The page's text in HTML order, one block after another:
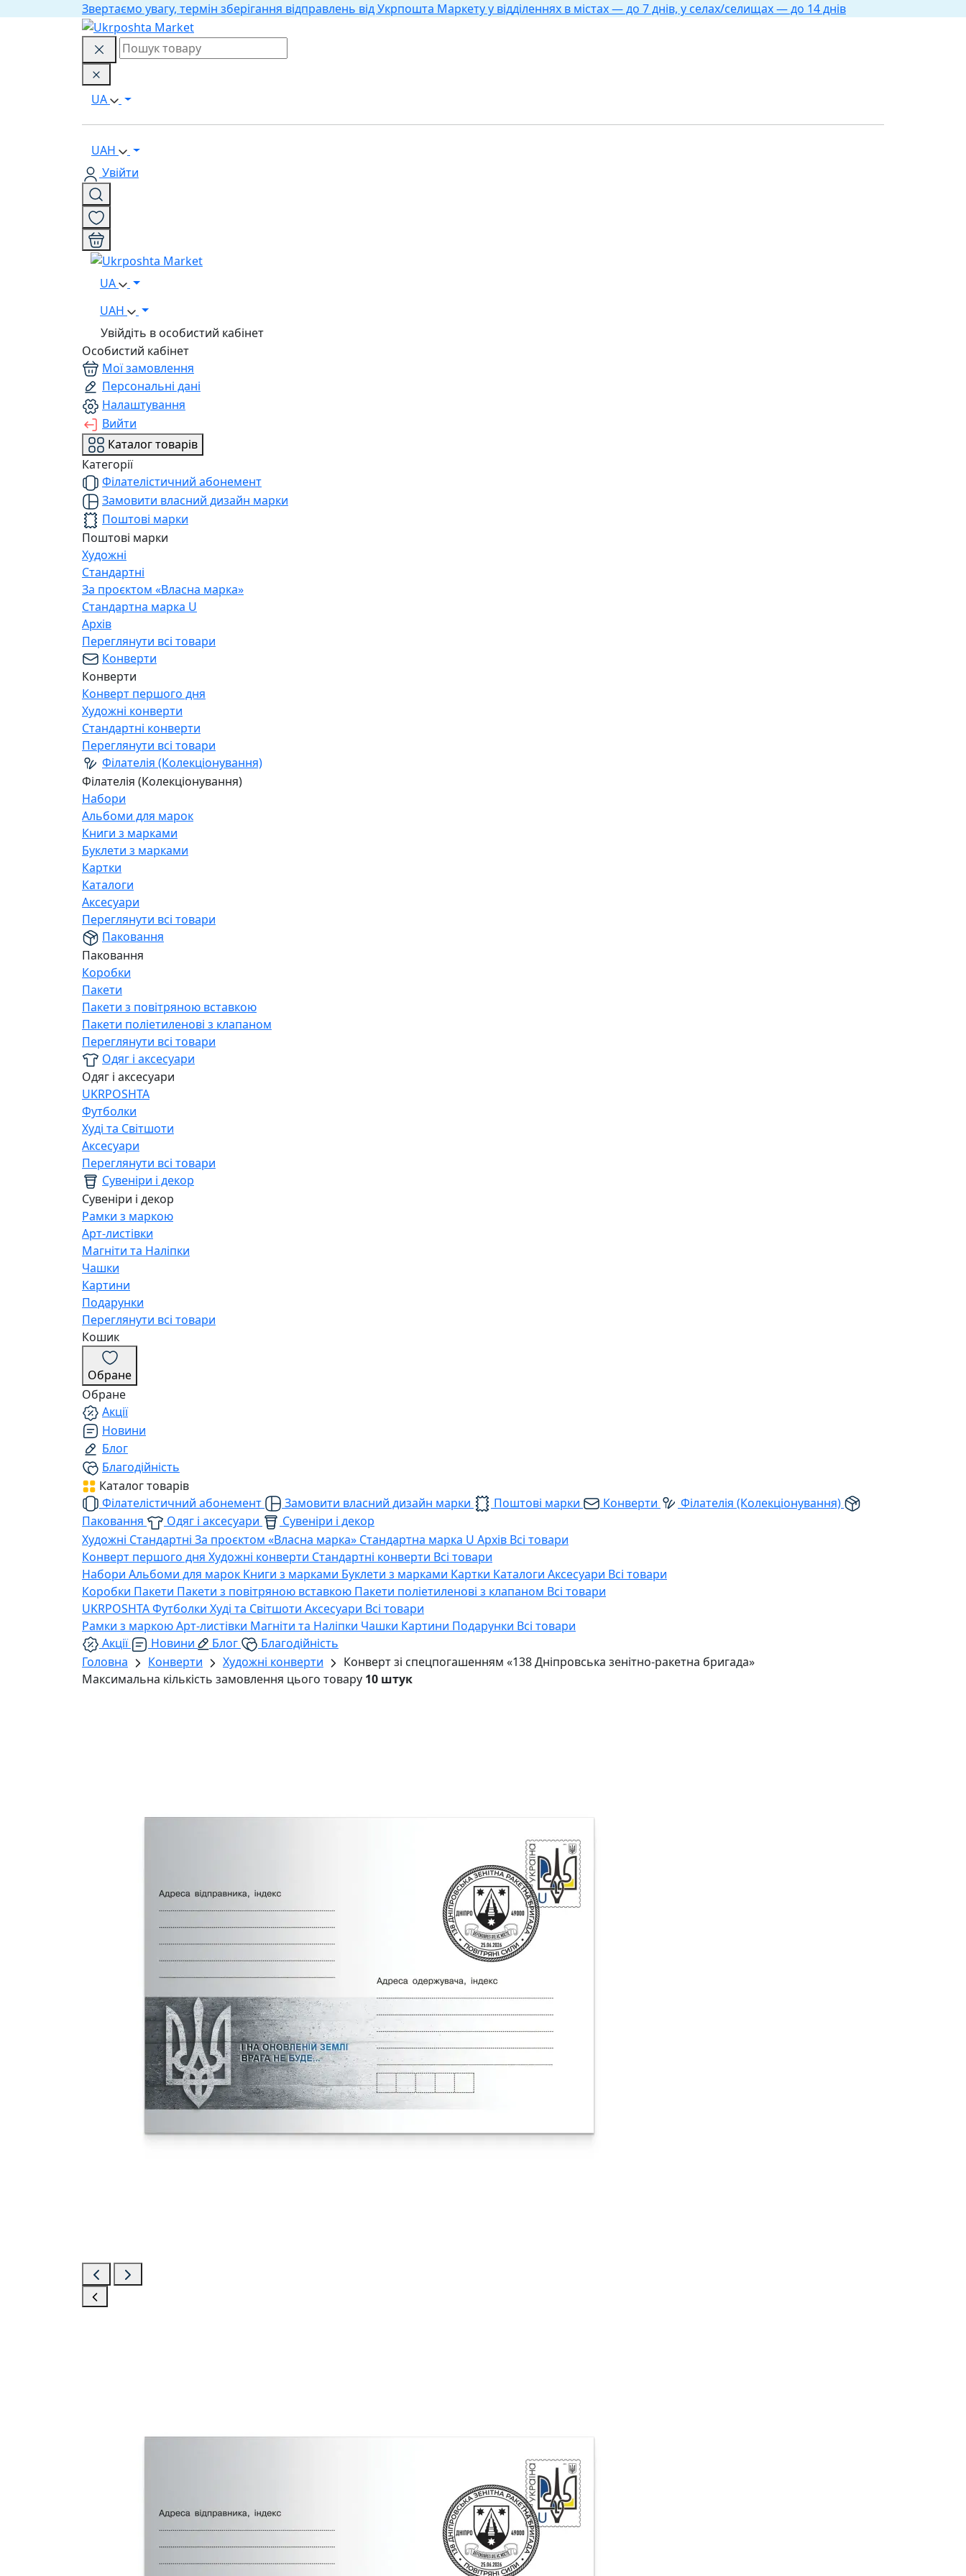
Звертаємо увагу, термін зберігання відправлень від Укрпошта Маркету у відділеннях в містах — до 7 днів, у селах/селищах — до 14 днів
UA
UAH
Увійти
UA
UAH
Увійдіть в особистий кабінет
Особистий кабінет
Мої замовлення
Персональні дані
Налаштування
Вийти
Каталог товарів
Категорії
Філателістичний абонемент
Замовити власний дизайн марки
Поштові марки
Поштові марки
Художні
Стандартні
За проєктом «Власна марка»
Стандартна марка U
Архів
Переглянути всі товари
Конверти
Конверти
Конверт першого дня
Художні конверти
Стандартні конверти
Переглянути всі товари
Філателія (Колекціонування)
Філателія (Колекціонування)
Набори
Альбоми для марок
Книги з марками
Буклети з марками
Картки
Каталоги
Аксесуари
Переглянути всі товари
Паковання
Паковання
Коробки
Пакети
Пакети з повітряною вставкою
Пакети поліетиленові з клапаном
Переглянути всі товари
Одяг і аксесуари
Одяг і аксесуари
UKRPOSHTA
Футболки
Худі та Світшоти
Аксесуари
Переглянути всі товари
Сувеніри і декор
Сувеніри і декор
Рамки з маркою
Арт-листівки
Магніти та Наліпки
Чашки
Картини
Подарунки
Переглянути всі товари
Кошик
Обране
Обране
Акції
Новини
Блог
Благодійність
Каталог товарів
Філателістичний абонемент
Замовити власний дизайн марки Поштові марки Конверти
Філателія (Колекціонування)
Паковання
Одяг і аксесуари
Сувеніри і декор
Художні Стандартні За проєктом «Власна марка» Стандартна марка U Архів Всі товари
Конверт першого дня Художні конверти Стандартні конверти Всі товари
Набори Альбоми для марок Книги з марками Буклети з марками Картки Каталоги Аксесуари Всі товари
Коробки Пакети Пакети з повітряною вставкою Пакети поліетиленові з клапаном Всі товари
UKRPOSHTAФутболки Худі та Світшоти Аксесуари Всі товари
Рамки з маркоюАрт-листівки Магніти та Наліпки Чашки Картини Подарунки Всі товари
Акції
Новини Блог
Благодійність
Головна
Конверти Художні конверти
Конверт зі спецпогашенням «138 Дніпровська зенітно-ракетна бригада»
Максимальна кількість замовлення цього товару 10 штук